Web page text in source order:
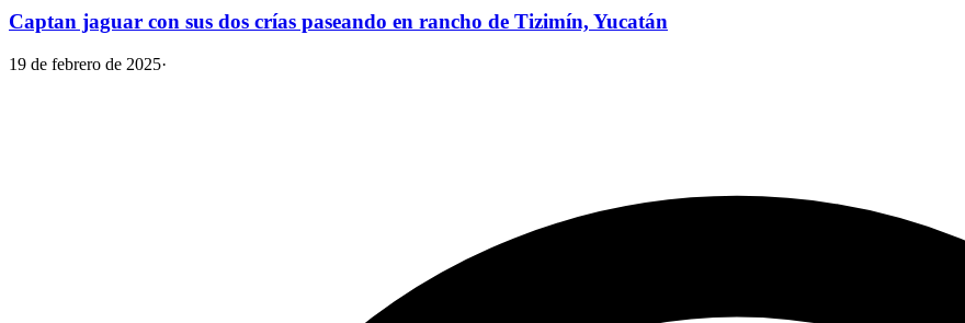
Captan jaguar con sus dos crías paseando en rancho de Tizimín, Yucatán
19 de febrero de 2025·